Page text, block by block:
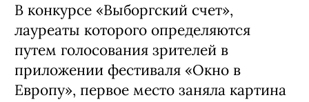
В конкурсе «Выборгский счет»,
лауреаты которого определяются
путем голосования зрителей в
приложении фестиваля «Окно в
Европу», первое место заняла картина